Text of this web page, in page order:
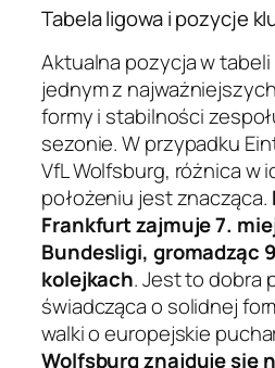
Tabela ligowa i pozycje
Aktualna pozycja w
jednym z
formy i stabilności
sezonie. W przypadku
VfL Wolfsburg, różnica w
położeniu jest znacząca.
Frankfurt zajmuje 7.
Bundesligi, gromadząc
kolejkach. Jest to dobra
świadcząca o solidnej
walki o europejskie
Wolfsburg znajduje się